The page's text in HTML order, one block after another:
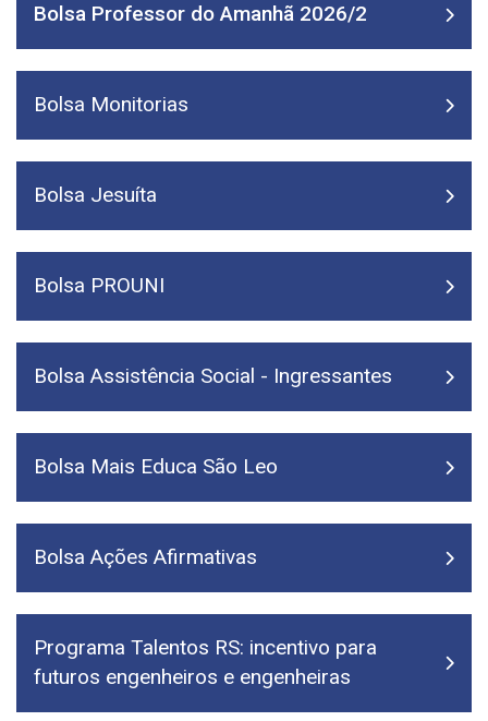
Bolsa Professor do Amanhã 2026/2
Bolsa Monitorias
Bolsa Jesuíta
Bolsa PROUNI
Bolsa Assistência Social - Ingressantes
Bolsa Mais Educa São Leo
Bolsa Ações Afirmativas
Programa Talentos RS: incentivo para
futuros engenheiros e engenheiras​